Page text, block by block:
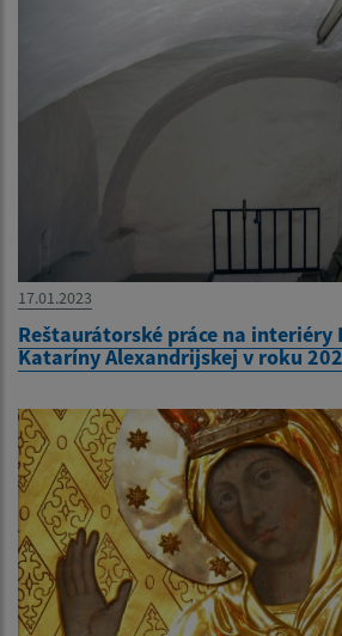
17.01.2023
Reštaurátorské práce na interiéry
Kataríny Alexandrijskej v roku